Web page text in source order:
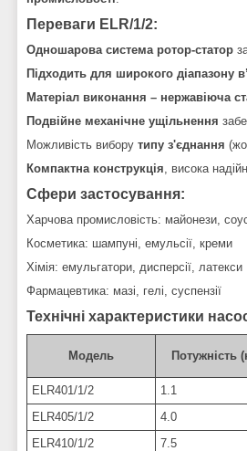
Переваги ELR/1/2:
Одношарова система ротор-статор
Підходить для широкого діапазону
Матеріал виконання – нержавіюча
Подвійне механічне ущільнення
Можливість вибору типу з'єднання
Компактна конструкція , висока
Сфери застосування:
Харчова промисловість: майонези,
Косметика: шампуні, емульсії, креми
Хімія: емульгатори, дисперсії, латекси
Фармацевтика: мазі, гелі, суспензії
Технічні характеристики
Модель Потужність
ELR401/1/2 1.1
ELR405/1/2
4.0
ELR410/1/2
7.5